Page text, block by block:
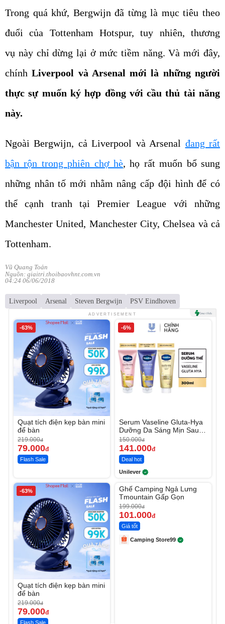
Trong quá khứ, Bergwijn đã từng là mục tiêu theo
đuổi của Tottenham Hotspur, tuy nhiên, thương
vụ này chỉ dừng lại ở mức tiềm năng. Và mới đây,
chínhLiverpool và Arsenal mới là những người
thực sự muốn ký hợp đồng với cầu thủ tài năng
này.
Ngoài Bergwijn, cả Liverpool và Arsenal đang rất
bận rộn trong phiên chợ hè, họ rất muốn bổ sung
những nhân tố mới nhằm nâng cấp đội hình để có
thể cạnh tranh tại Premier League với những
Manchester United, Manchester City, Chelsea và cả
Tottenham.
Vũ Quang Toản
Nguồn: giaitri.thoibaovhnt.com.vn
04:24 06/06/2018
Liverpool Arsenal Steven Bergwijn PSV Eindhoven
ADVERTISEMENT
-63%
Quạt tích điện kẹp bàn mini
để bàn
219.000đ
79.000đ
Flash Sale
-6%
Serum Vaseline Gluta-Hya
Dưỡng Da Sáng Mịn Sau 7
Ngày
150.000đ
141.000đ
Deal hot
Unilever
-63%
Quạt tích điện kẹp bàn mini
để bàn
219.000đ
79.000đ
Flash Sale
-49%
Ghế Camping Ngả Lưng
Tmountain Gấp Gọn
199.000đ
101.000đ
Giá tốt
Camping Store99